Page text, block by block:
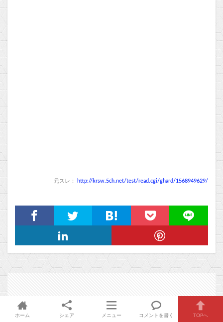
元スレ： http://krsw.5ch.net/test/read.cgi/ghard/1568949629/
ホーム シェア メニュー コメントを書く TOPへ